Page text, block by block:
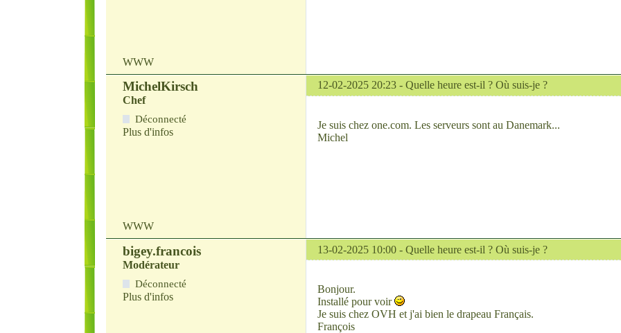
WWW
MichelKirsch 12-02-2025 20:23 - Quelle heure est-il ? Où suis-je ?
Chef
Déconnecté
Plus d'infos
Je suis chez one.com. Les serveurs sont au Danemark...
Michel
WWW
bigey.francois 13-02-2025 10:00 - Quelle heure est-il ? Où suis-je ?
Modérateur
Déconnecté
Plus d'infos
Bonjour.
Installé pour voir
Je suis chez OVH et j'ai bien le drapeau Français.
François